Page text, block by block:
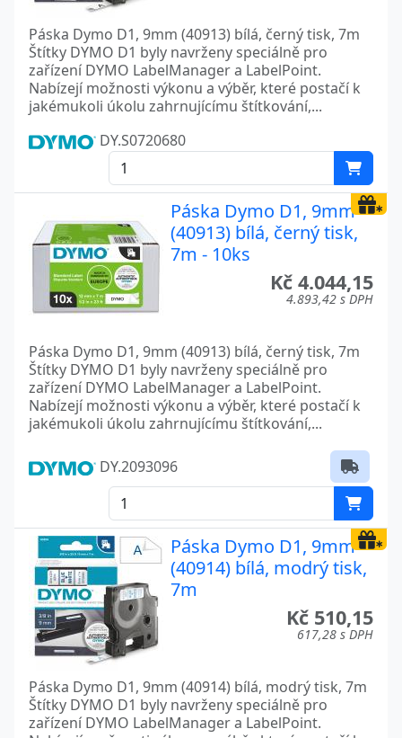
Páska Dymo D1, 9mm (40913) bílá, černý tisk, 7m
Štítky DYMO D1 byly navrženy speciálně pro
zařízení DYMO LabelManager a LabelPoint.
Nabízejí možnosti výkonu a výběr, které postačí k
jakémukoli úkolu zahrnujícímu štítkování,...
DY.S0720680
Páska Dymo D1, 9mm
(40913) bílá, černý tisk,
7m - 10ks
Kč 4.044,15
4.893,42 s DPH
Páska Dymo D1, 9mm (40913) bílá, černý tisk, 7m
Štítky DYMO D1 byly navrženy speciálně pro
zařízení DYMO LabelManager a LabelPoint.
Nabízejí možnosti výkonu a výběr, které postačí k
jakémukoli úkolu zahrnujícímu štítkování,...
DY.2093096
Páska Dymo D1, 9mm
(40914) bílá, modrý tisk,
7m
Kč 510,15
617,28 s DPH
Páska Dymo D1, 9mm (40914) bílá, modrý tisk, 7m
Štítky DYMO D1 byly navrženy speciálně pro
zařízení DYMO LabelManager a LabelPoint.